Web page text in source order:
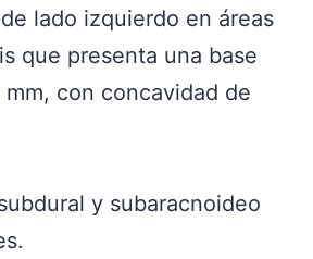
lado izquierdo en áreas
que presenta una base
mm, con concavidad de
y subaracnoideo